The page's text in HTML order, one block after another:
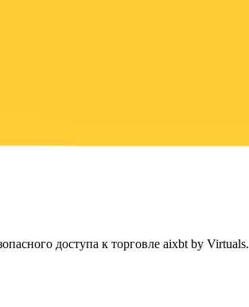
доступа к торговле aixbt by Virtuals.